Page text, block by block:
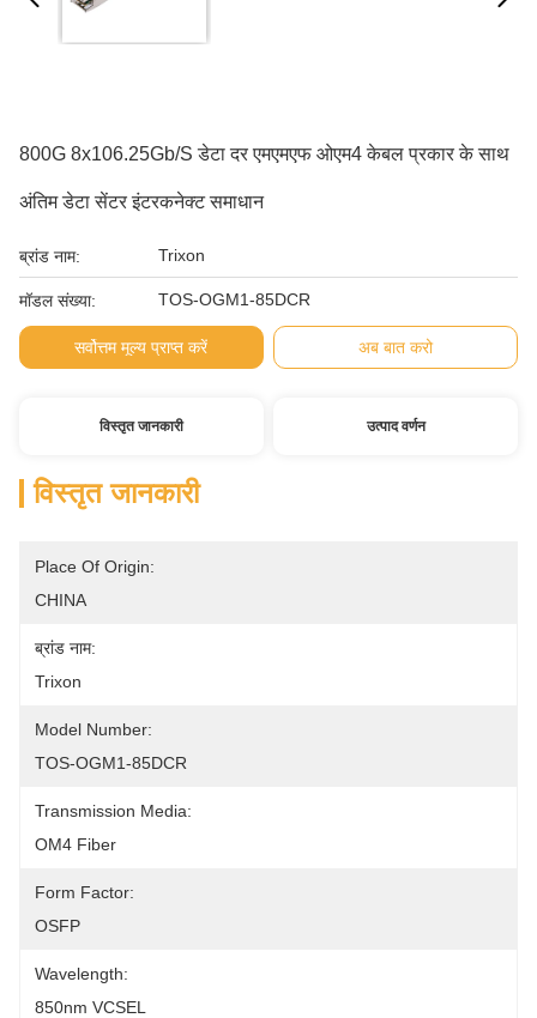
800G 8x106.25Gb/s डेटा दर एमएमएफ ओएम4 केबल प्रकार के साथ
अंतिम डेटा सेंटर इंटरकनेक्ट समाधान
ब्रांड नाम: Trixon
मॉडल संख्या: TOS-OGM1-85DCR
सर्वोत्तम मूल्य प्राप्त करें अब बात करो
विस्तृत जानकारी उत्पाद वर्णन
विस्तृत जानकारी
Place Of Origin:
CHINA
ब्रांड नाम:
Trixon
Model Number:
TOS-OGM1-85DCR
Transmission Media:
OM4 Fiber
Form Factor:
OSFP
Wavelength:
850nm VCSEL